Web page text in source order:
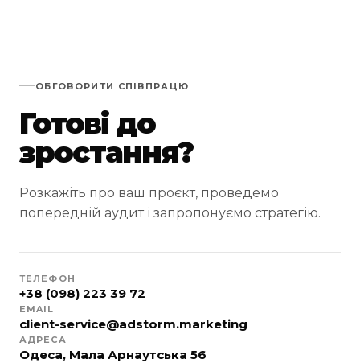
ОБГОВОРИТИ СПІВПРАЦЮ
Готові до
зростання?
Розкажіть про ваш проєкт, проведемо
попередній аудит і запропонуємо стратегію.
ТЕЛЕФОН
+38 (098) 223 39 72
EMAIL
client-service@adstorm.marketing
АДРЕСА
Одеса, Мала Арнаутська 56